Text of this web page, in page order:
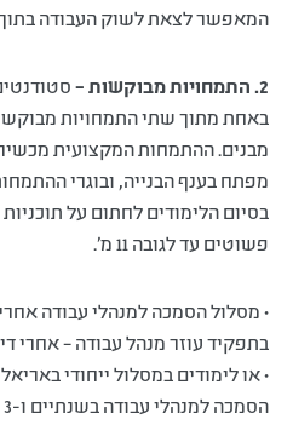
המאפשר לצאת לשוק העבודה
2. התמחויות מבוקשות –
באחת מתוך שתי התמחויות מבוקשות
מבנים. ההתמחות המקצועית
מפתח בענף הבנייה, ובוגרי
בסיום הלימודים לחתום על
פשוטים עד לגובה 11 מ'.
• מסלול הסמכה למנהלי עבודה
בתפקיד עוזר מנהל עבודה – אחרי
• או לימודים במסלול ייחודי
הסמכה למנהלי עבודה בשנתיים ו-3 שחודשים בלבד!